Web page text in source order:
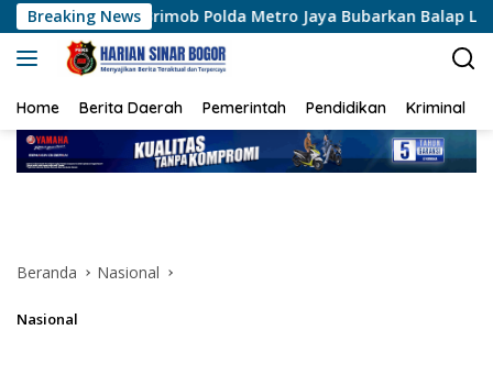
Langsung
ke
konten
Breaking News
Brimob Polda Metro Jaya Bubarkan Balap Liar, Sembilan
Home Berita Daerah Pemerintah Pendidikan Kriminal
Beranda Nasional
Nasional